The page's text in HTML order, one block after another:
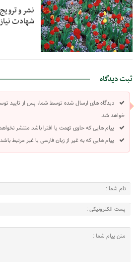
نشر و
شهادت
ثبت دیدگاه
دیدگاه های ارسال شده توسط شما، پس از تایید
خواهد شد.
پیام هایی که حاوی تهمت یا افترا باشد منتشر
پیام هایی که به غیر از زبان فارسی یا غیر مرتبط